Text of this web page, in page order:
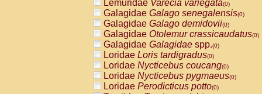
AtelidaeAlouatta seniculus(0)
AtelidaeAlouattaspp.(0)
AtelidaeAteles belzebuth(0)
AtelidaeAteles geoffroyi(0)
AtelidaeAteles paniscus(0)
AtelidaeAtelesspp.(0)
AtelidaeLagothrix lagothricha(0)
AtelidaeLagothrix lagothricha cana
PitheciidaeCacajao calvus
Lemuridae Varecia variegata(0)
Galagidae Galago senegalensis(0)
Galagidae Galago demidovii(0)
Galagidae Otolemur crassicaudatus(0)
Galagidae Galagidae spp.(0)
Loridae Loris tardigradus(0)
Loridae Nycticebus coucang(0)
Loridae Nycticebus pygmaeus(0)
Loridae Perodicticus potto(0)